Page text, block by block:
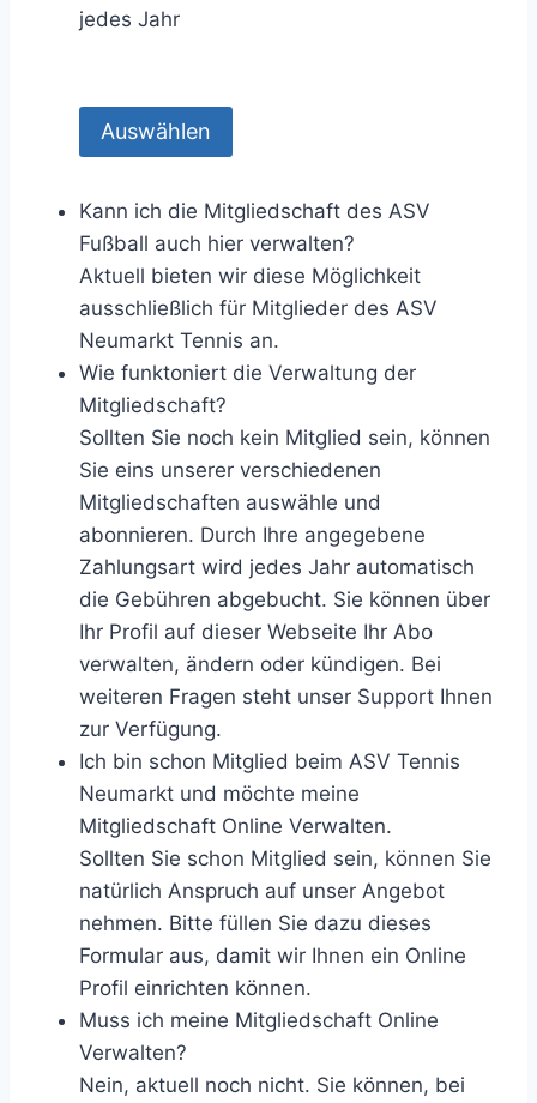
jedes Jahr
Auswählen
Kann ich die Mitgliedschaft des ASV
Fußball auch hier verwalten?
Aktuell bieten wir diese Möglichkeit
ausschließlich für Mitglieder des ASV
Neumarkt Tennis an.
Wie funktoniert die Verwaltung der
Mitgliedschaft?
Sollten Sie noch kein Mitglied sein, können
Sie eins unserer verschiedenen
Mitgliedschaften auswähle und
abonnieren. Durch Ihre angegebene
Zahlungsart wird jedes Jahr automatisch
die Gebühren abgebucht. Sie können über
Ihr Profil auf dieser Webseite Ihr Abo
verwalten, ändern oder kündigen. Bei
weiteren Fragen steht unser Support Ihnen
zur Verfügung.
Ich bin schon Mitglied beim ASV Tennis
Neumarkt und möchte meine
Mitgliedschaft Online Verwalten.
Sollten Sie schon Mitglied sein, können Sie
natürlich Anspruch auf unser Angebot
nehmen. Bitte füllen Sie dazu dieses
Formular aus, damit wir Ihnen ein Online
Profil einrichten können.
Muss ich meine Mitgliedschaft Online
Verwalten?
Nein, aktuell noch nicht. Sie können, bei